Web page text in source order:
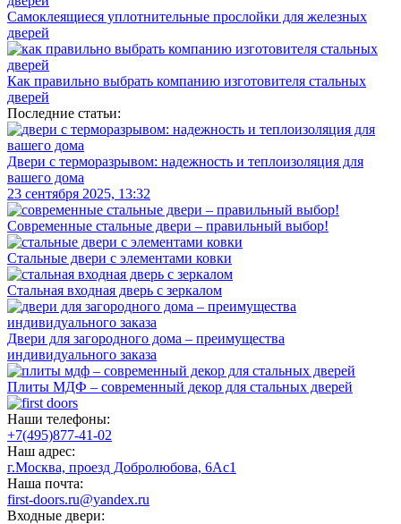
Самоклеящиеся уплотнительные прослойки для железных
дверей
Как правильно выбрать компанию изготовителя стальных
дверей
Последние статьи:
Двери с терморазрывом: надежность и теплоизоляция для
вашего дома
23 сентября 2025, 13:32
Современные стальные двери – правильный выбор!
Стальные двери с элементами ковки
Стальная входная дверь с зеркалом
Двери для загородного дома – преимущества
индивидуального заказа
Плиты МДФ – современный декор для стальных дверей
Наши телефоны:
+7(495)877-41-02
Наш адрес:
г.Москва, проезд Добролюбова, 6Ас1
Наша почта:
first-doors.ru@yandex.ru
Входные двери: